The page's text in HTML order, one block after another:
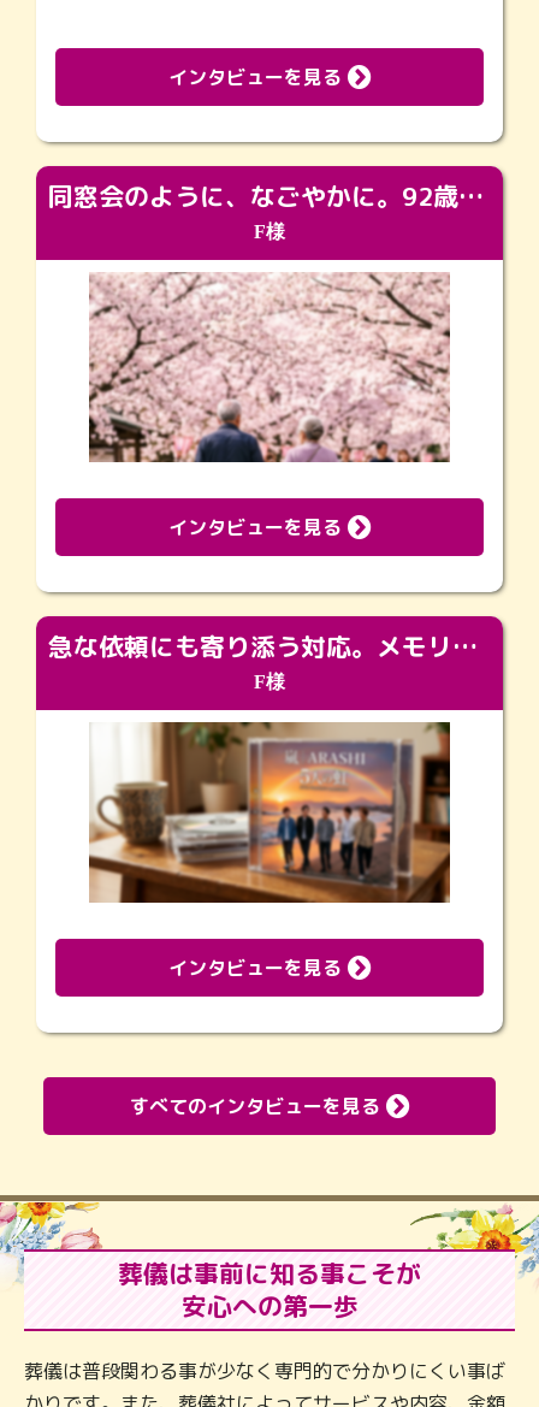
インタビューを見る
同窓会のように、なごやかに。92歳の旅立ちを彩った、再会と感謝の場
F様
インタビューを見る
急な依頼にも寄り添う対応。メモリアルコーナーで振り返る大切な日々
F様
インタビューを見る
すべてのインタビューを見る
葬儀は事前に知る事こそが
安心への第一歩
葬儀は普段関わる事が少なく専門的で分かりにくい事ば